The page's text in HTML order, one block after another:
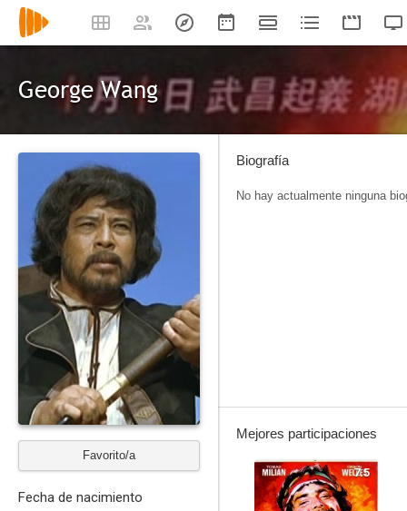
George Wang
Favorito/a
Fecha de nacimiento
Biografía
No hay actualmente ninguna
Mejores participaciones
7.5